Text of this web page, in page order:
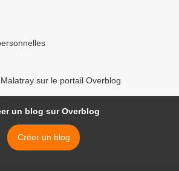
sur le portail Overblog
un blog sur Overblog
Créer un blog